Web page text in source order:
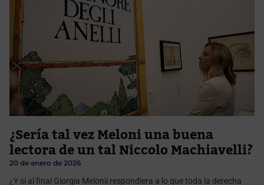
¿Sería tal vez Meloni una buena
lectora de un tal Niccolo Machiavelli?
20 de enero de 2026
¿Y si al final Giorgia Melonii respondiera a lo que toda la derecha